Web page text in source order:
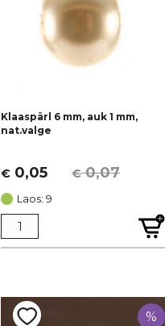
Klaaspärl 6 mm, auk 1 mm,
nat.valge
€0,07
Algne
hind
oli:
€ 0,07.
€ 0,05
Current
price
is:
€ 0,05.
Laos: 9
%